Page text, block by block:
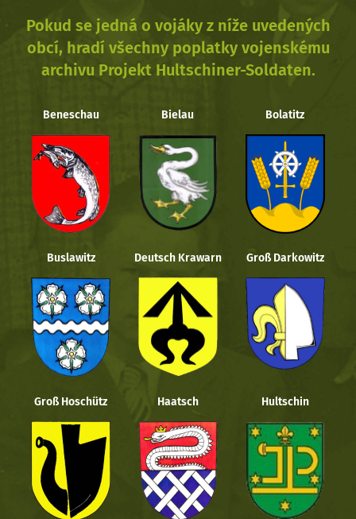
Pokud se jedná o vojáky z níže uvedených
obcí, hradí všechny poplatky vojenskému
archivu Projekt Hultschiner-Soldaten.
Beneschau Bielau Bolatitz
Buslawitz Deutsch Krawarn Groß Darkowitz
Groß Hoschütz Haatsch Hultschin